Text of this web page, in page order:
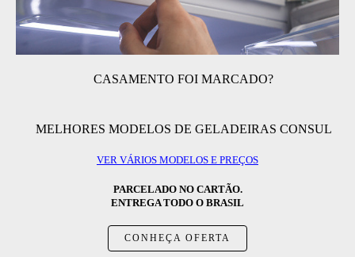
CASAMENTO FOI MARCADO?
MELHORES MODELOS DE GELADEIRAS CONSUL
VER VÁRIOS MODELOS E PREÇOS
PARCELADO NO CARTÃO.
ENTREGA TODO O BRASIL
CONHEÇA OFERTA